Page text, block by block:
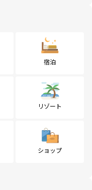
宿泊
リゾート
ショップ